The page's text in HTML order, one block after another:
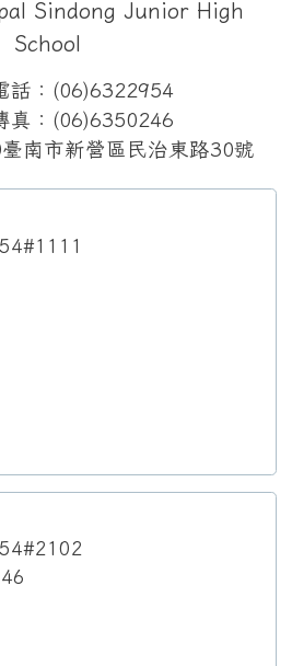
Sindong Junior High
School
話：(06)6322954
真：(06)6350246
南市新營區民治東路30號